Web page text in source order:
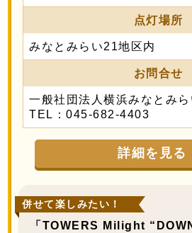
点灯場所
みなとみらい21地区内
お問合せ
一般社団法人横浜みなとみら
TEL：045-682-4403
詳細を見る
併せて楽しみたい！
「TOWERS Milight